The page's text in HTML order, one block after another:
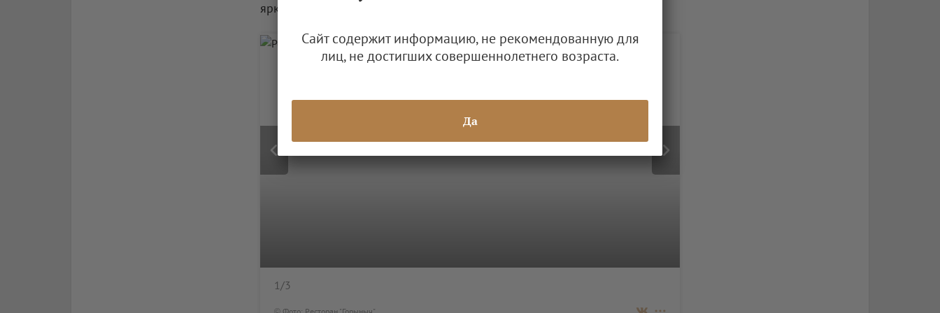
ярких гастросцен.
1/3
© Фото: Ресторан "Горыныч"
Сайт содержит информацию, не рекомендованную для
лиц, не достигших совершеннолетнего возраста.
Да